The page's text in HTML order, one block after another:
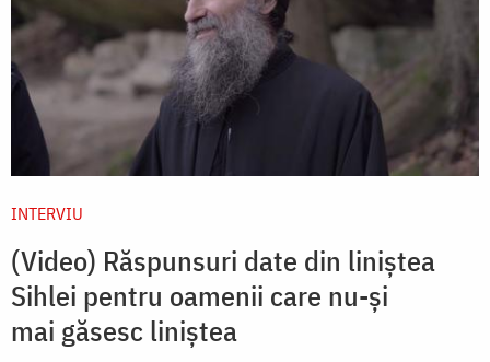
INTERVIU
(Video) Răspunsuri date din liniștea
Sihlei pentru oamenii care nu-și
mai găsesc liniștea